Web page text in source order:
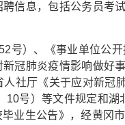
聘信息，包括公务员考
号）、《事业单位公
冠肺炎疫情影响做好
社厅《关于应对新冠
号）等文件规定和湖
业生公告》，经黄冈